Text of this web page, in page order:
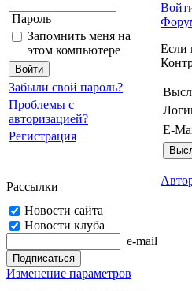
Пароль
Запомнить меня на
этом компьютере
Забыли свой пароль?
Проблемы с
авторизацией?
Регистрация
Рассылки
Новости сайта
Новости клуба
e-mail
Изменение параметров
Если
E-